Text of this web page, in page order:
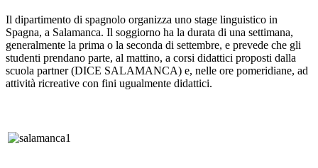
Il dipartimento di spagnolo organizza uno stage linguistico in
Spagna, a Salamanca. Il soggiorno ha la durata di una settimana,
generalmente la prima o la seconda di settembre, e prevede che gli
studenti prendano parte, al mattino, a corsi didattici proposti dalla
scuola partner (DICE SALAMANCA) e, nelle ore pomeridiane, ad
attività ricreative con fini ugualmente didattici.